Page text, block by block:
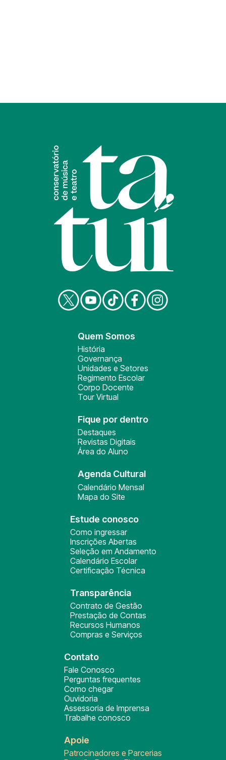
Quem Somos
História
Governança
Unidades e Setores
Regimento Escolar
Corpo Docente
Tour Virtual
Fique por dentro
Destaques
Revistas Digitais
Área do Aluno
Agenda Cultural
Calendário Mensal
Mapa do Site
Estude conosco
Como ingressar
Inscrições Abertas
Seleção em Andamento
Calendário Escolar
Certificação Técnica
Transparência
Contrato de Gestão
Prestação de Contas
Recursos Humanos
Compras e Serviços
Contato
Fale Conosco
Perguntas frequentes
Como chegar
Ouvidoria
Assessoria de Imprensa
Trabalhe conosco
Apoie
Patrocinadores e Parcerias